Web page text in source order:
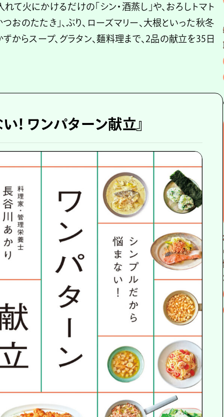
て火にかけるだけの「シン・酒蒸し」や、おろしトマト
おのたたき」、ぶり、ローズマリー、大根といった秋冬
からスープ、グラタン、麺料理まで、2品の献立を35日
！ ワンパターン献立』